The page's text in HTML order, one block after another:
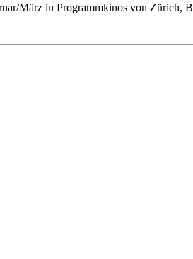
März in Programmkinos von Zürich,